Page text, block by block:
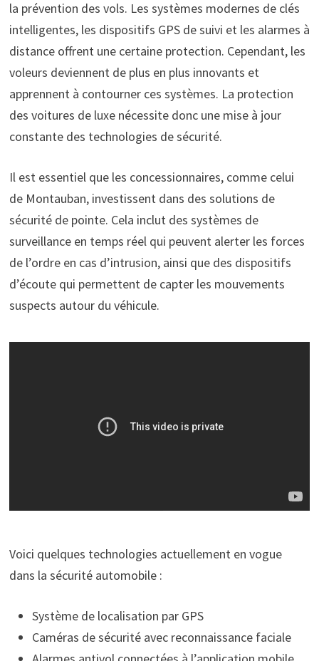
la prévention des vols. Les systèmes modernes de clés
intelligentes, les dispositifs GPS de suivi et les alarmes à
distance offrent une certaine protection. Cependant, les
voleurs deviennent de plus en plus innovants et
apprennent à contourner ces systèmes. La protection
des voitures de luxe nécessite donc une mise à jour
constante des technologies de sécurité.
Il est essentiel que les concessionnaires, comme celui
de Montauban, investissent dans des solutions de
sécurité de pointe. Cela inclut des systèmes de
surveillance en temps réel qui peuvent alerter les forces
de l’ordre en cas d’intrusion, ainsi que des dispositifs
d’écoute qui permettent de capter les mouvements
suspects autour du véhicule.
Voici quelques technologies actuellement en vogue
dans la sécurité automobile :
Système de localisation par GPS
Caméras de sécurité avec reconnaissance faciale